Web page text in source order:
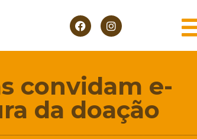
convidam e-
da doação